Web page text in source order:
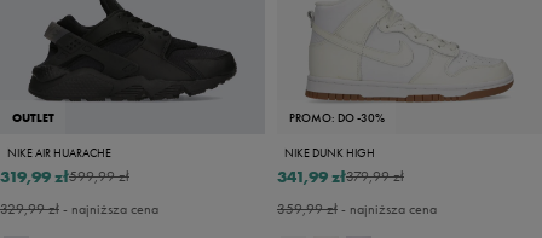
OUTLET
NIKE AIR HUARACHE
599,99 zł
319,99 zł
329,99 zł- najniższa cena
PROMO: DO -30%
NIKE DUNK HIGH
379,99 zł
341,99 zł
359,99 zł- najniższa cena